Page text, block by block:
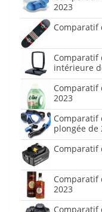
2023
Comparatif
Comparatif
intérieure
Comparatif
2023
Comparatif
plongée de
Comparatif
Comparatif
2023
Comparatif